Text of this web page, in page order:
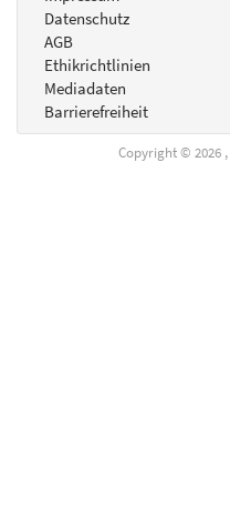
Datenschutz
AGB
Ethikrichtlinien
Mediadaten
Barrierefreiheit
Copyright © 2026